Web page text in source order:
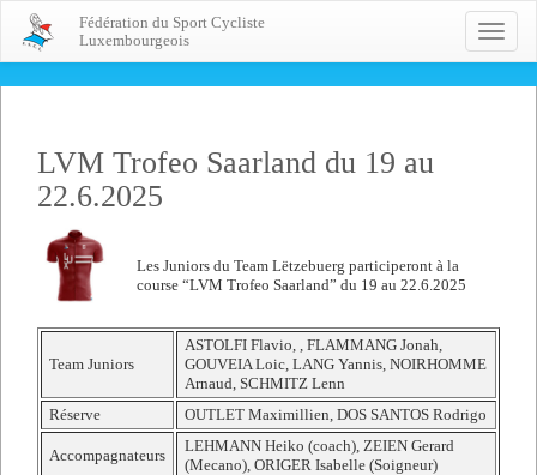
Toggle
Fédération du Sport Cycliste
Luxembourgeois
LVM Trofeo Saarland du 19 au
22.6.2025
Les Juniors du Team Lëtzebuerg participeront à la
course “LVM Trofeo Saarland” du 19 au 22.6.2025
Team Juniors
ASTOLFI Flavio, , FLAMMANG Jonah,
GOUVEIA Loic, LANG Yannis, NOIRHOMME
Arnaud, SCHMITZ Lenn
Réserve
OUTLET Maximillien, DOS SANTOS Rodrigo
Accompagnateurs
LEHMANN Heiko (coach), ZEIEN Gerard
(Mecano), ORIGER Isabelle (Soigneur)